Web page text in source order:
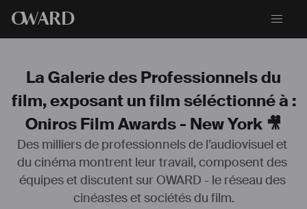
OWARD
La Galerie des Professionnels du
film, exposant un film séléctionné à :
Oniros Film Awards - New York 🎥
Des milliers de professionnels de l’audiovisuel et
du cinéma montrent leur travail, composent des
équipes et discutent sur OWARD - le réseau des
cinéastes et sociétés du film.